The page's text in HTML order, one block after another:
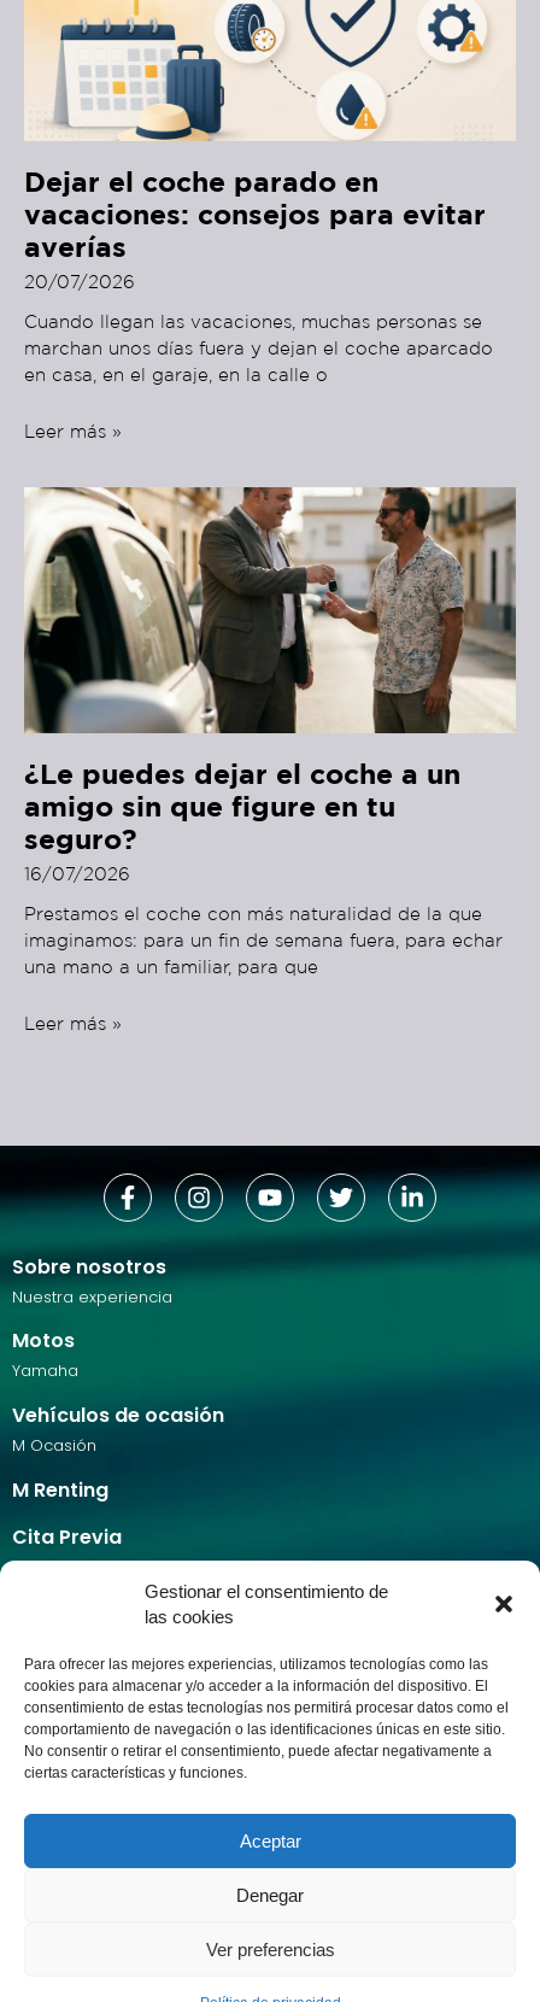
Gestionar el consentimiento de
las cookies
Para ofrecer las mejores experiencias, utilizamos tecnologías como las
cookies para almacenar y/o acceder a la información del dispositivo. El
consentimiento de estas tecnologías nos permitirá procesar datos como el
comportamiento de navegación o las identificaciones únicas en este sitio.
No consentir o retirar el consentimiento, puede afectar negativamente a
ciertas características y funciones.
Aceptar
Denegar
Ver preferencias
Dejar el coche parado en
vacaciones: consejos para evitar
averías
20/07/2026
Cuando llegan las vacaciones, muchas personas se
marchan unos días fuera y dejan el coche aparcado
en casa, en el garaje, en la calle o
Leer más »
¿Le puedes dejar el coche a un
amigo sin que figure en tu
seguro?
16/07/2026
Prestamos el coche con más naturalidad de la que
imaginamos: para un fin de semana fuera, para echar
una mano a un familiar, para que
Leer más »
Sobre nosotros
Nuestra experiencia
Motos
Yamaha
Vehículos de ocasión
M Ocasión
M Renting
Cita Previa
Calculadora de pintura
Taxi Ecològic
Alquiler de coches
Seguros
M Recambios
Contacto
AVISO LEGALPOLÍTICA DE PRIVACIDAD
POLÍTICA DE COOKIESMAPA WEB